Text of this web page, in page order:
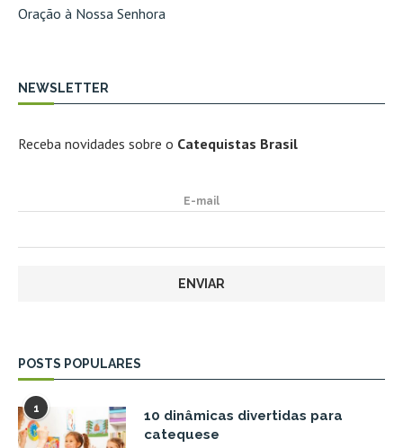
Oração à Nossa Senhora
NEWSLETTER
Receba novidades sobre o Catequistas Brasil
E-mail
POSTS POPULARES
1
10 dinâmicas divertidas para
catequese